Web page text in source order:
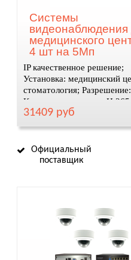
Системы
видеонаблюдения
медицинского
4 шт на 5Мп
IP качественное решение;
Установка: медицинский
стоматология;
Кодек сжатия видео:
31409 руб
Официальный
поставщик